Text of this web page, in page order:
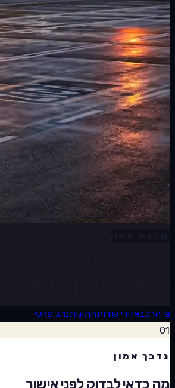
צי הרכבאזורי שירותחתונותנהג פרטי
01
נדבך אמון
מה כדאי לבדוק לפני אישור